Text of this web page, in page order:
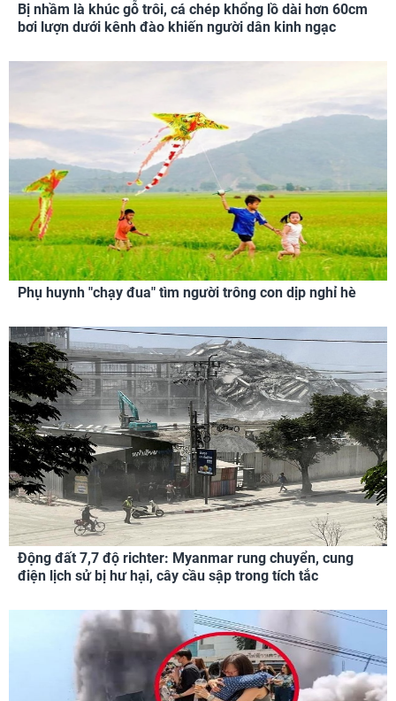
Bị nhầm là khúc gỗ trôi, cá chép khổng lồ dài hơn 60cm
bơi lượn dưới kênh đào khiến người dân kinh ngạc
Phụ huynh "chạy đua" tìm người trông con dịp nghỉ hè
Động đất 7,7 độ richter: Myanmar rung chuyển, cung
điện lịch sử bị hư hại, cây cầu sập trong tích tắc